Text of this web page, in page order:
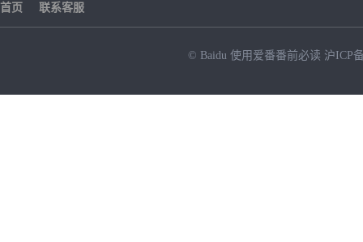
首页 联系客服
© Baidu 使用爱番番前必读 沪ICP